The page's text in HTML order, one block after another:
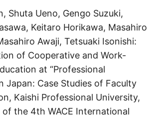
Shuta Ueno, Gengo Suzuki,
Keitaro Horikawa, Masahiro
Awaji, Tetsuaki Isonishi:
of Cooperative and Work-
at “Professional
Japan: Case Studies of Faculty
Kaishi Professional University,
of the 4th WACE International